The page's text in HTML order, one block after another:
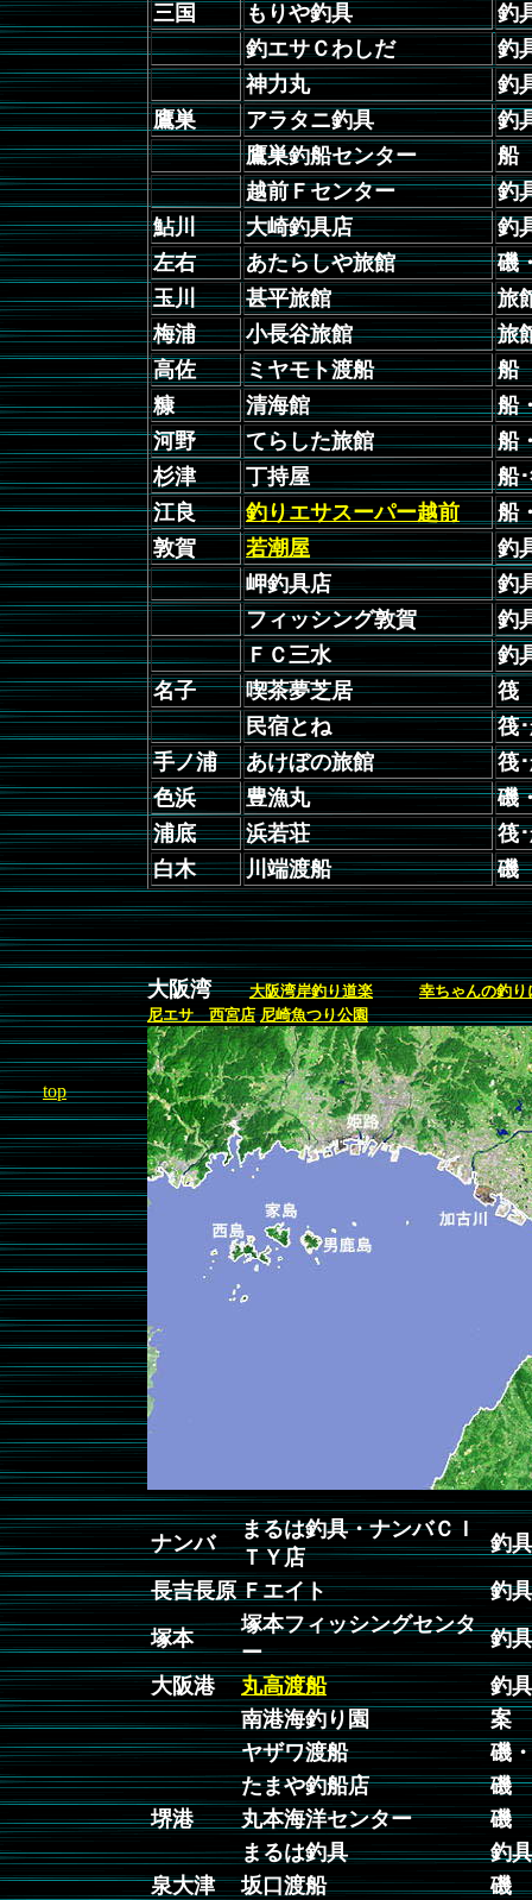
三国
もりや釣具
釣
釣エサＣわしだ
釣
神力丸
釣
鷹巣
アラタニ釣具
釣
鷹巣釣船センター
船
越前Ｆセンター
釣
鮎川
大崎釣具店
釣
左右
あたらしや旅館
磯
玉川
甚平旅館
旅
梅浦
小長谷旅館
旅
高佐
ミヤモト渡船
船
糠
清海館
船
河野
てらした旅館
船
杉津
丁持屋
船
江良
釣りエサスーパー越前
船
敦賀
若潮屋
釣
岬釣具店
釣
フィッシング敦賀
釣
ＦＣ三水
釣
名子
喫茶夢芝居
筏
民宿とね
筏
手ノ浦
あけぼの旅館
筏
色浜
豊漁丸
磯
浦底
浜若荘
筏
白木
川端渡船 磯
大阪湾 大阪湾岸釣り道楽
幸ちゃんの釣
尼エサ 西宮店 尼崎魚つり公園
ナンバ
まるは釣具・ナンバＣＩ
ＴＹ店
釣具
長吉長原 Ｆエイト
釣具
塚本
塚本フィッシングセンタ
ー
釣具
大阪港
丸高渡船
釣具
南港海釣り園
案
ヤザワ渡船
磯
たまや釣船店
磯
堺港
丸本海洋センター
磯
まるは釣具
釣具
泉大津
坂口渡船
磯
top